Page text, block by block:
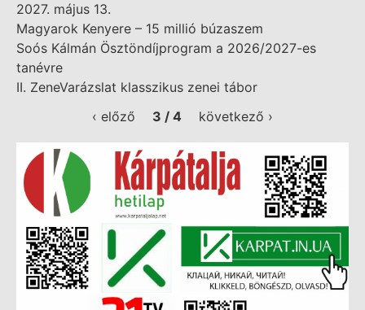
2027. május 13.
Magyarok Kenyere – 15 millió búzaszem
Soós Kálmán Ösztöndíjprogram a 2026/2027-es
tanévre
II. ZeneVarázslat klasszikus zenei tábor
‹ előző
3 / 4 következő ›